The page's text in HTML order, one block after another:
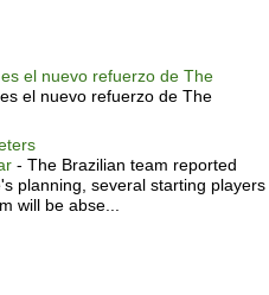
el nuevo refuerzo de The
el nuevo refuerzo de The
- The Brazilian team reported
planning, several starting players
will be abse...